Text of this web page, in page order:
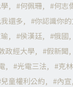
何佩珊 何志
還多
你認識你
侯漢廷 俄國
政經大學 假新聞
光電三法
克
兒童權利公約 內宣